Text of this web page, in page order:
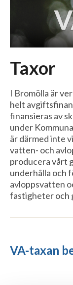
Taxor
I Bromölla är
helt
finansieras av
under
är därmed inte
vatten- och
producera vårt
underhålla och
avloppsvatten
fastigheter och
VA-taxan